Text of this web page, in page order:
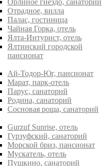
Орлиное гнездо, санаторий
Отрадное, вилла
Палас, гостиница
Чайная Горка, отель
Ялта-Интурист, отель
Ялтинский городской
пансионат
Ай-Тодор-Юг, пансионат
Марат, парк-отель
Парус, санаторий
Родина, санаторий
Сосновая роща, санаторий
Gurzuf Sunrise, отель
Гурзуфский, санаторий
Морской бриз, пансионат
Мускатель, отель
Пушкино, санаторий